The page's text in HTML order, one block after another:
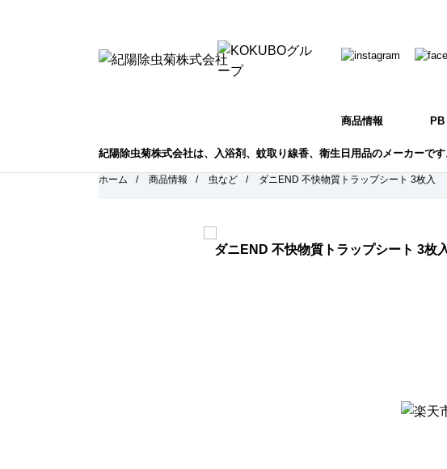
商品情報
紀陽除虫菊株式会社は、入浴剤、蚊取り線香、衛生日用品のメーカーです
ホーム / 商品情報 / 虫など / ダニEND 不快物質トラップシート 3枚入
ダニEND 不快物質トラップシート 3枚